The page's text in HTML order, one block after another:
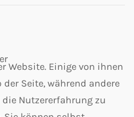
Website. Einige von ihnen
Seite, während andere
Nutzererfahrung zu